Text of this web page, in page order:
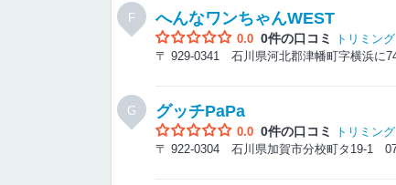
F へんなワンちゃんWEST
0.0 0件の口コミ
トリミング
〒 929-0341 石川県河北郡津幡町字横浜に
G グッチPaPa
0.0 0件の口コミ
トリミング
〒 922-0304 石川県加賀市分校町タ19-1